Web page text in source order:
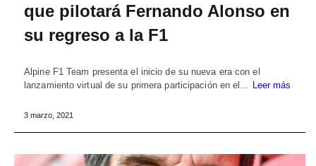
que pilotará Fernando Alonso en
su regreso a la F1
Alpine F1 Team presenta el inicio de su nueva era con el
lanzamiento virtual de su primera participación en el…
Leer más
3 marzo, 2021